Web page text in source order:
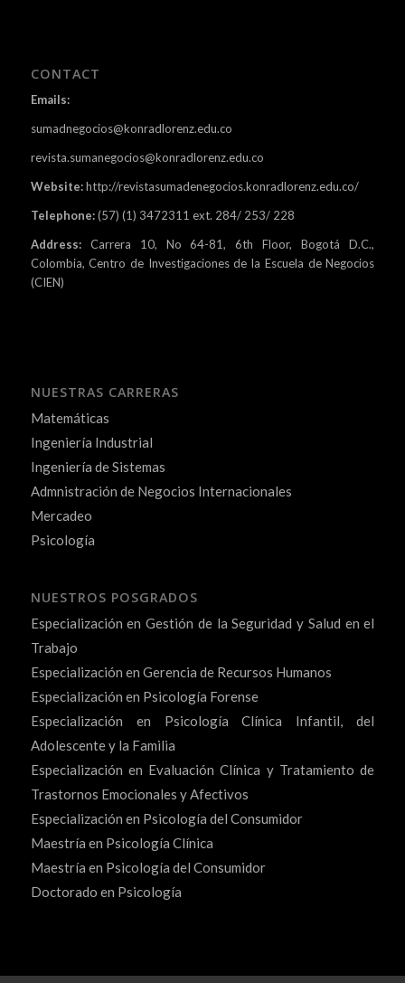
CONTACT
Emails:
sumadnegocios@konradlorenz.edu.co
revista.sumanegocios@konradlorenz.edu.co
Website: http://revistasumadenegocios.konradlorenz.edu.co/
Telephone:(57) (1) 3472311 ext. 284/ 253/ 228
Address:Carrera 10, No 64-81, 6th Floor, Bogotá D.C.,
Colombia, Centro de Investigaciones de la Escuela de Negocios
(CIEN)
NUESTRAS CARRERAS
Matemáticas
Ingeniería Industrial
Ingeniería de Sistemas
Admnistración de Negocios Internacionales
Mercadeo
Psicología
NUESTROS POSGRADOS
Especialización en Gestión de la Seguridad y Salud en el
Trabajo
Especialización en Gerencia de Recursos Humanos
Especialización en Psicología Forense
Especialización en Psicología Clínica Infantil, del
Adolescente y la Familia
Especialización en Evaluación Clínica y Tratamiento de
Trastornos Emocionales y Afectivos
Especialización en Psicología del Consumidor
Maestría en Psicología Clínica
Maestría en Psicología del Consumidor
Doctorado en Psicología